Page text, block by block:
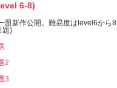
6-8)
題新作公開。難易度はlevel6から8
題)
2
3